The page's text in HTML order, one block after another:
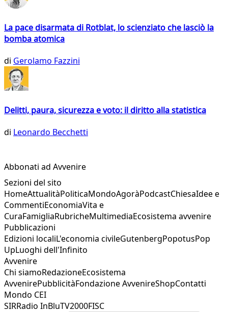
La pace disarmata di Rotblat, lo scienziato che lasciò la
bomba atomica
di Gerolamo Fazzini
Delitti, paura, sicurezza e voto: il diritto alla statistica
di Leonardo Becchetti
Abbonati ad Avvenire
Sezioni del sito
HomeAttualitàPoliticaMondoAgoràPodcastChiesaIdee e
CommentiEconomiaVita e
CuraFamigliaRubricheMultimediaEcosistema avvenire
Pubblicazioni
Edizioni localiL'economia civileGutenbergPopotusPop
UpLuoghi dell'Infinito
Avvenire
Chi siamoRedazioneEcosistema
AvvenirePubblicitàFondazione AvvenireShopContatti
Mondo CEI
SIRRadio InBluTV2000FISC